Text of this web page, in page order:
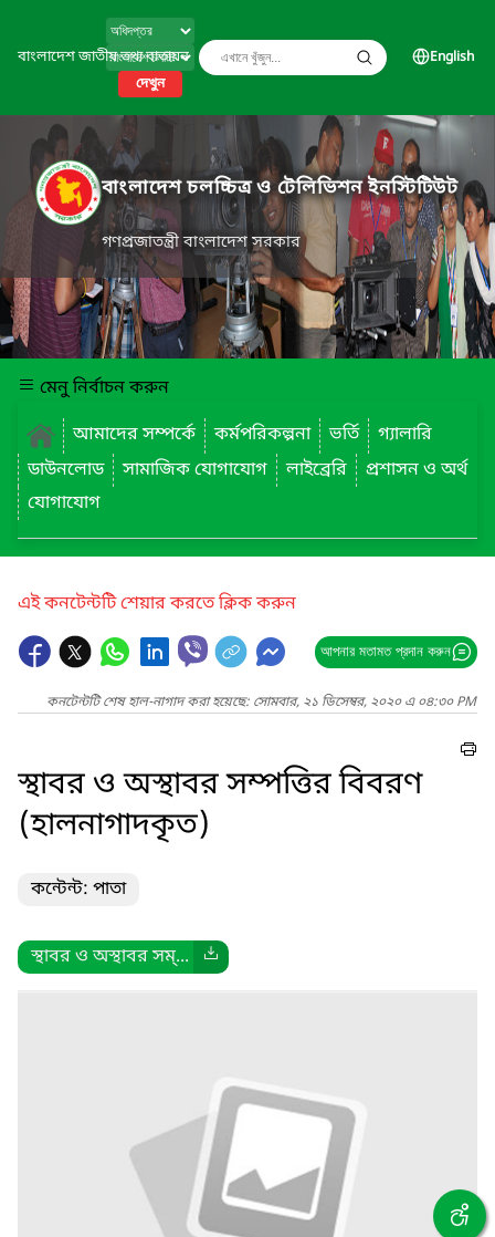
বাংলাদেশ জাতীয় তথ্য বাতায়ন
দেখুন
English
বাংলাদেশ চলচ্চিত্র ও টেলিভিশন ইনস্টিটিউট
গণপ্রজাতন্ত্রী বাংলাদেশ সরকার
মেনু নির্বাচন করুন
আমাদের সম্পর্কে
কর্মপরিকল্পনা ভর্তি
গ্যালারি
ডাউনলোড
সামাজিক যোগাযোগ লাইব্রেরি
প্রশাসন ও অর্থ
যোগাযোগ
এই কনটেন্টটি শেয়ার করতে ক্লিক করুন
আপনার মতামত প্রদান করুন
কনটেন্টটি শেষ হাল-নাগাদ করা হয়েছে: সোমবার, ২১ ডিসেম্বর, ২০২০ এ ০৪:৩০ PM
স্থাবর ও অস্থাবর সম্পত্তির বিবরণ
(হালনাগাদকৃত)
কন্টেন্ট: পাতা
স্থাবর ও অস্থাবর সম্...